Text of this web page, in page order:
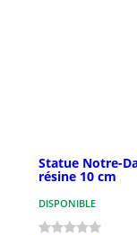
Statue Notre-
résine 10 cm
DISPONIBLE